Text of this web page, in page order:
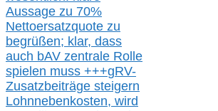
Aussage zu 70%
Nettoersatzquote zu
begrüßen; klar, dass
auch bAV zentrale Rolle
spielen muss +++gRV-
Zusatzbeiträge steigern
Lohnnebenkosten, wird